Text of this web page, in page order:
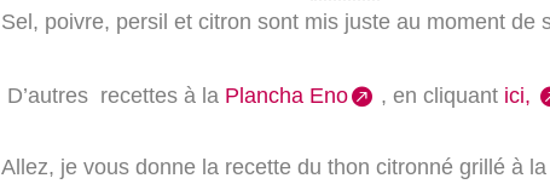
Sel, poivre, persil et citron sont mis juste au moment de
D’autres recettes à la Plancha Eno , en cliquantici,
Allez, je vous donne la recette du thon citronné grillé à